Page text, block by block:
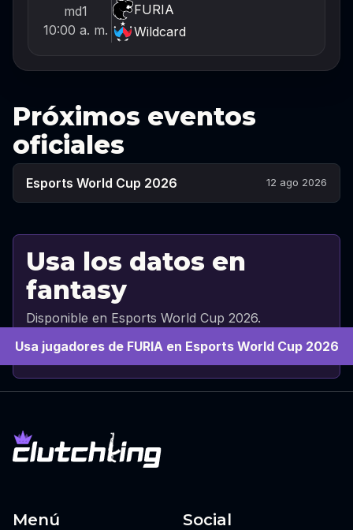
md1
10:00 a. m.
FURIA
Wildcard
Próximos eventos
oficiales
Esports World Cup 2026 12 ago 2026
Usa los datos en
fantasy
Disponible en Esports World Cup 2026.
Usa jugadores de FURIA en Esports World Cup 2026
Menú Social